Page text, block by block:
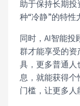
助于保持长期
种“冷静”的特性
同时，AI智能投
群才能享受的
具，更多普通
息，就能获得
门槛，让更多人